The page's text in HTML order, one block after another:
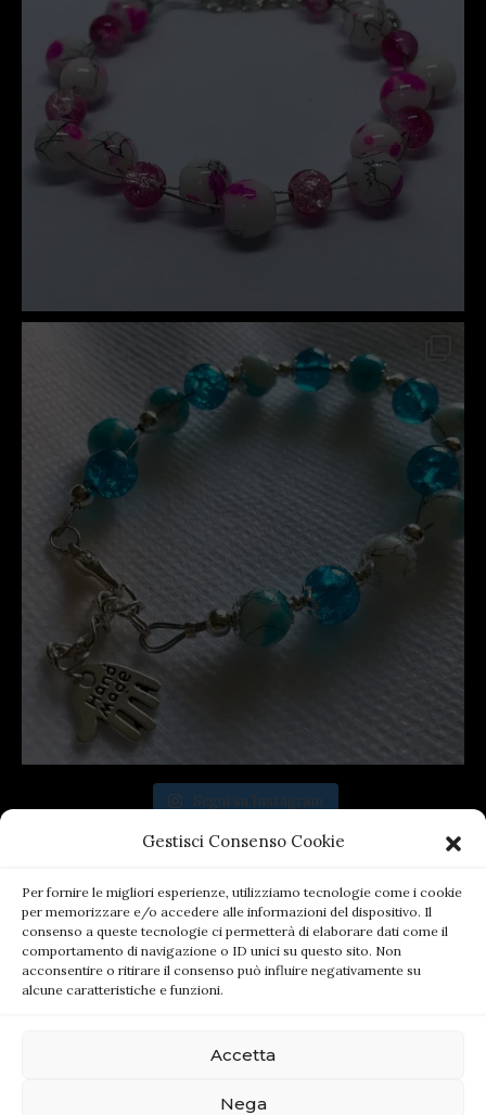
Gestisci Consenso Cookie
Per fornire le migliori esperienze, utilizziamo tecnologie come i cookie
per memorizzare e/o accedere alle informazioni del dispositivo. Il
consenso a queste tecnologie ci permetterà di elaborare dati come il
comportamento di navigazione o ID unici su questo sito. Non
acconsentire o ritirare il consenso può influire negativamente su
alcune caratteristiche e funzioni.
Accetta
Nega
Segui su Instagram
(c) 2021 by MyBijoux.it - All rights reserved. -